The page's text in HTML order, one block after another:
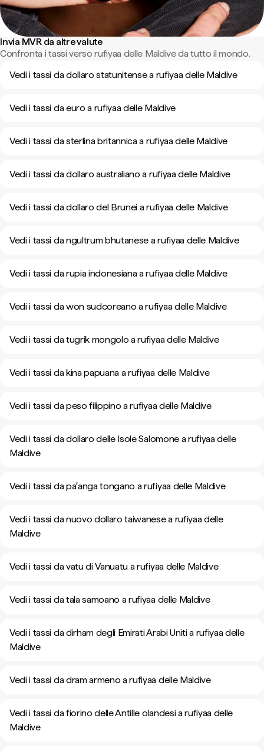
Invia MVR da altre valute
Confronta i tassi verso rufiyaa delle Maldive da tutto il mondo.
Vedi i tassi da dollaro statunitense a rufiyaa delle Maldive
Vedi i tassi da euro a rufiyaa delle Maldive
Vedi i tassi da sterlina britannica a rufiyaa delle Maldive
Vedi i tassi da dollaro australiano a rufiyaa delle Maldive
Vedi i tassi da dollaro del Brunei a rufiyaa delle Maldive
Vedi i tassi da ngultrum bhutanese a rufiyaa delle Maldive
Vedi i tassi da rupia indonesiana a rufiyaa delle Maldive
Vedi i tassi da won sudcoreano a rufiyaa delle Maldive
Vedi i tassi da tugrik mongolo a rufiyaa delle Maldive
Vedi i tassi da kina papuana a rufiyaa delle Maldive
Vedi i tassi da peso filippino a rufiyaa delle Maldive
Vedi i tassi da dollaro delle Isole Salomone a rufiyaa delle
Maldive
Vedi i tassi da paʻanga tongano a rufiyaa delle Maldive
Vedi i tassi da nuovo dollaro taiwanese a rufiyaa delle
Maldive
Vedi i tassi da vatu di Vanuatu a rufiyaa delle Maldive
Vedi i tassi da tala samoano a rufiyaa delle Maldive
Vedi i tassi da dirham degli Emirati Arabi Uniti a rufiyaa delle
Maldive
Vedi i tassi da dram armeno a rufiyaa delle Maldive
Vedi i tassi da fiorino delle Antille olandesi a rufiyaa delle
Maldive